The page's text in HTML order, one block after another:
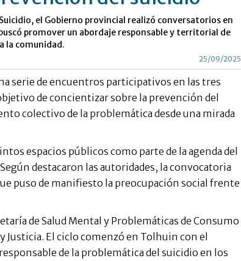
el Gobierno provincial realizó conversatorios en
promover un abordaje responsable y territorial de
la comunidad.
25/09/2025
serie de encuentros participativos en las tres
de concientizar sobre la prevención del
colectivo de la problemática desde una mirada
espacios públicos como parte de la agenda del
destacaron las autoridades, la convocatoria
puso de manifiesto la preocupación social frente
de Salud Mental y Problemáticas de Consumo
Justicia. El ciclo comenzó en Tolhuin con el
de la problemática del suicidio en los